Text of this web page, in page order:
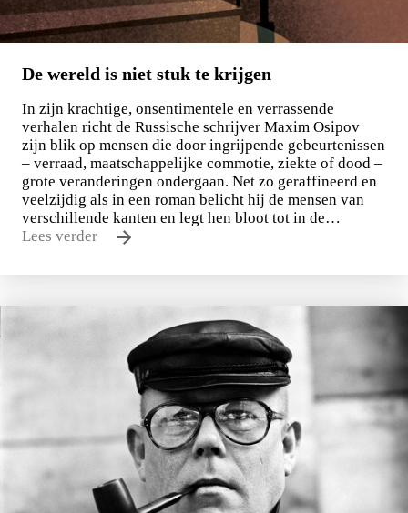
De wereld is niet stuk te krijgen
In zijn krachtige, onsentimentele en verrassende
verhalen richt de Russische schrijver Maxim Osipov
zijn blik op mensen die door ingrijpende gebeurtenissen
– verraad, maatschappelijke commotie, ziekte of dood –
grote veranderingen ondergaan. Net zo geraffineerd en
veelzijdig als in een roman belicht hij de mensen van
verschillende kanten en legt hen bloot tot in de…
Lees verder